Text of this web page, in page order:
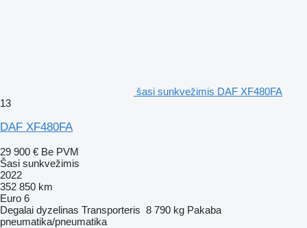
šasi sunkvežimis DAF XF480FA
13
DAF XF480FA
29 900 € Be PVM
Šasi sunkvežimis
2022
352 850 km
Euro 6
Degalai dyzelinas Transporteris 8 790 kg Pakaba
pneumatika/pneumatika